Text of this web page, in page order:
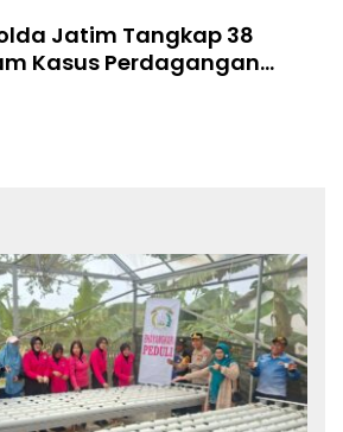
Jatim Tangkap 38
Kasus Perdagangan